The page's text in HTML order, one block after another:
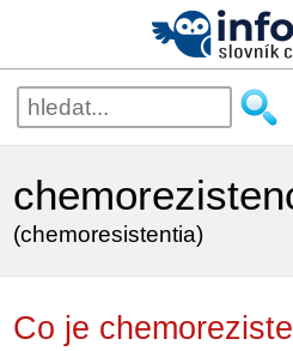
(chemoresistentia)
Co je